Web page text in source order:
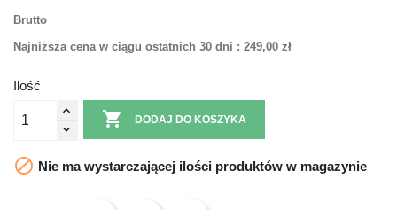
Brutto
Najniższa cena w ciągu ostatnich 30 dni : 249,00 zł
Ilość
 DODAJ DO KOSZYKA
 Nie ma wystarczającej ilości produktów w magazynie